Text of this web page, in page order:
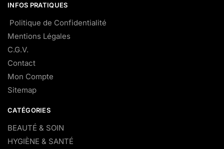
INFOS PRATIQUES
Politique de Confidentialité
Mentions Légales
C.G.V.
Contact
Mon Compte
Sitemap
CATÉGORIES
BEAUTÉ & SOIN
HYGIÈNE & SANTÉ